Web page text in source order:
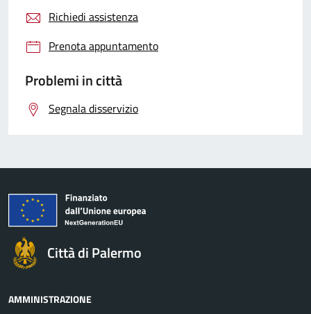
Richiedi assistenza
Prenota appuntamento
Problemi in città
Segnala disservizio
Città di Palermo
AMMINISTRAZIONE